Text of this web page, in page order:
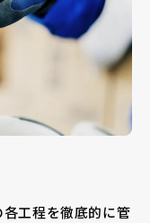
工程を徹底的に管